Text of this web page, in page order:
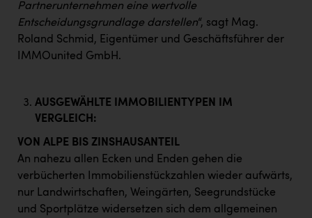
Partnerunternehmen eine wertvolle
Entscheidungsgrundlage darstellen“, sagt Mag.
Roland Schmid, Eigentümer und Geschäftsführer der
IMMOunited GmbH.
AUSGEWÄHLTE IMMOBILIENTYPEN IM
VERGLEICH:
VON ALPE BIS ZINSHAUSANTEIL
An nahezu allen Ecken und Enden gehen die
verbücherten Immobilienstückzahlen wieder aufwärts,
nur Landwirtschaften, Weingärten, Seegrundstücke
und Sportplätze widersetzen sich dem allgemeinen